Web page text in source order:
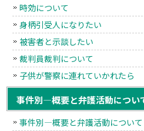
時効について
身柄引受人になりたい
被害者と示談したい
裁判員裁判について
子供が警察に連れていかれたら
事件別―概要と弁護活動につい
事件別―概要と弁護活動について